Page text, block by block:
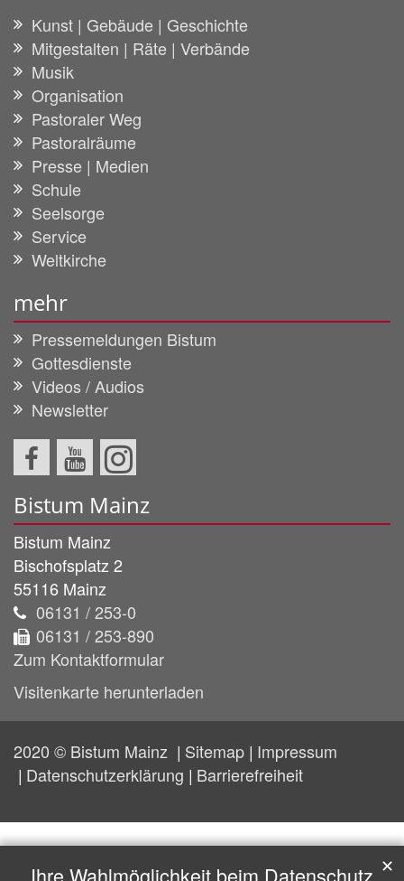
Kunst | Gebäude | Geschichte
Mitgestalten | Räte | Verbände
Musik
Organisation
Pastoraler Weg
Pastoralräume
Presse | Medien
Schule
Seelsorge
Service
Weltkirche
mehr
Pressemeldungen Bistum
Gottesdienste
Videos / Audios
Newsletter
Bistum Mainz
Bistum Mainz
Bischofsplatz 2
55116 Mainz
06131 / 253-0
06131 / 253-890
Zum Kontaktformular
Visitenkarte herunterladen
2020 © Bistum Mainz Sitemap Impressum
Datenschutzerklärung
Barrierefreiheit
Ihre Wahlmöglichkeit beim Datenschutz ✕